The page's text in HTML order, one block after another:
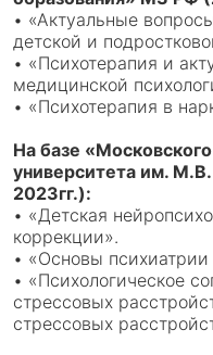
• «Актуальные
детской и
• «Психотерапия и
медицинской
• «Психотерапия в
На базе
университета им.
2023гг.):
• «Детская
коррекции».
• «Основы психиатрии
• «Психологическое
стрессовых
стрессовых